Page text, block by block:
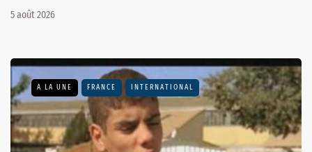
5 août 2026
A LA UNE FRANCE INTERNATIONAL